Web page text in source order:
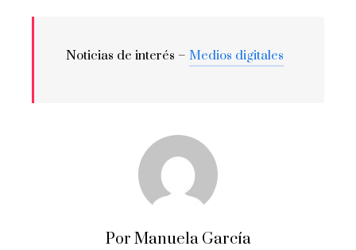
Noticias de interés – Medios digitales
Por Manuela García